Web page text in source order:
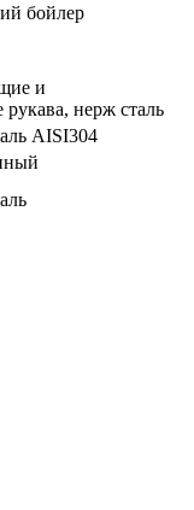
бойлер
и
нерж сталь
AISI304